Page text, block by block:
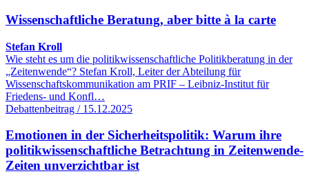
Wissenschaftliche Beratung, aber bitte à la carte
Stefan Kroll
Wie steht es um die politikwissenschaftliche Politikberatung in der
„Zeitenwende“? Stefan Kroll, Leiter der Abteilung für
Wissenschaftskommunikation am PRIF – Leibniz-Institut für
Friedens- und Konfl…
Debattenbeitrag / 15.12.2025
Emotionen in der Sicherheitspolitik: Warum ihre
politikwissenschaftliche Betrachtung in Zeitenwende-
Zeiten unverzichtbar ist